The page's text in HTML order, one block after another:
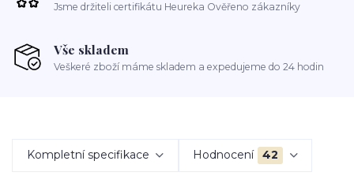
Jsme držiteli certifikátu Heureka Ověřeno zákazníky
Vše skladem
Veškeré zboží máme skladem a expedujeme do 24 hodin
Kompletní specifikace Hodnocení 42